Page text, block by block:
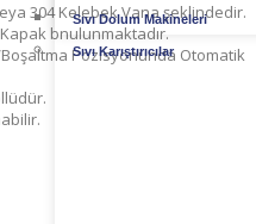
Sıvı Dolum Makineleri
Sıvı Karıştırıcılar
304 Kelebek Vana şeklindedir.
bnulunmaktadır.
Pozisyonunda Otomatik